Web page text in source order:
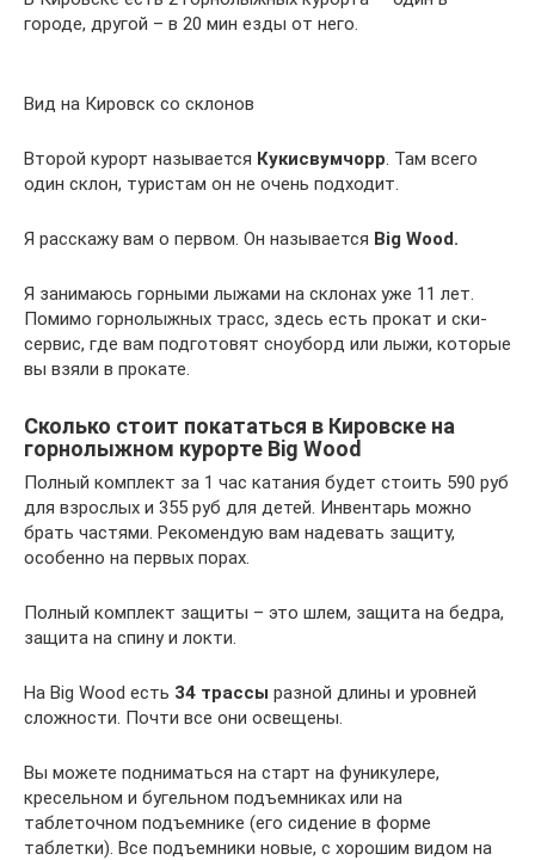
городе, другой – в 20 мин езды от него.
Вид на Кировск со склонов
Второй курорт называется Кукисвумчорр. Там всего
один склон, туристам он не очень подходит.
Я расскажу вам о первом. Он называется Big Wood.
Я занимаюсь горными лыжами на склонах уже 11 лет.
Помимо горнолыжных трасс, здесь есть прокат и ски-
сервис, где вам подготовят сноуборд или лыжи, которые
вы взяли в прокате.
Сколько стоит покататься в Кировске на
горнолыжном курорте Big Wood
Полный комплект за 1 час катания будет стоить 590 руб
для взрослых и 355 руб для детей. Инвентарь можно
брать частями. Рекомендую вам надевать защиту,
особенно на первых порах.
Полный комплект защиты – это шлем, защита на бедра,
защита на спину и локти.
На Big Wood есть 34 трассы разной длины и уровней
сложности. Почти все они освещены.
Вы можете подниматься на старт на фуникулере,
кресельном и бугельном подъемниках или на
таблеточном подъемнике (его сидение в форме
таблетки). Все подъемники новые, с хорошим видом на